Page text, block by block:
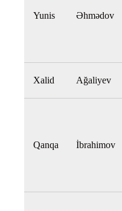
Yunis Əhmədov
Xalid Ağaliyev
Qanqa İbrahimov